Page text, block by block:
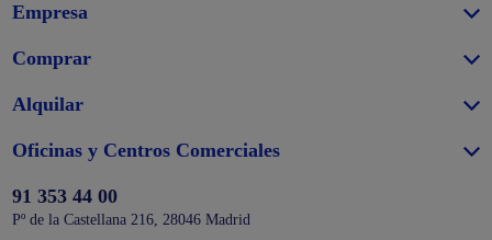
Empresa
Comprar
Alquilar
Oficinas y Centros Comerciales
91 353 44 00
Pº de la Castellana 216, 28046 Madrid